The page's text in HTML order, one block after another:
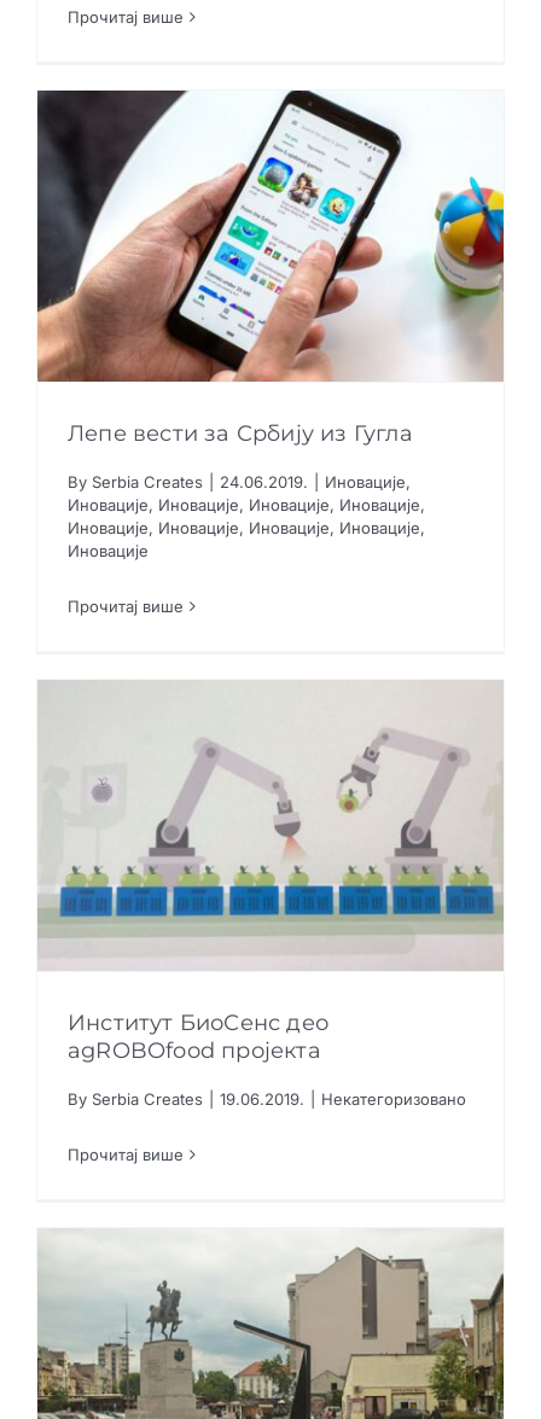
Прочитај више
Лепе вести за Србију из Гугла
Иновације Иновације Иновације Иновације
Иновације
Лепе вести за Србију из Гугла
By Serbia Creates 24.06.2019. Иновације,
Иновације, Иновације, Иновације, Иновације,
Иновације, Иновације, Иновације, Иновације,
Иновације
Прочитај више
Институт БиоСенс део
agROBOfood пројекта
By Serbia Creates 19.06.2019. Некатегоризовано
Прочитај више